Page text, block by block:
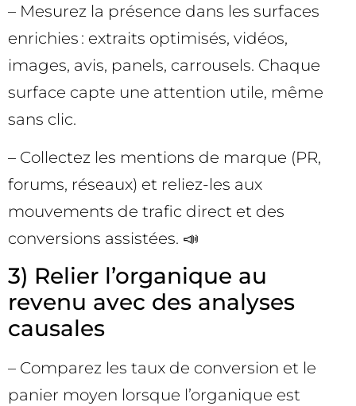
– Mesurez la présence dans les surfaces
enrichies : extraits optimisés, vidéos,
images, avis, panels, carrousels. Chaque
surface capte une attention utile, même
sans clic.
– Collectez les mentions de marque (PR,
forums, réseaux) et reliez-les aux
mouvements de trafic direct et des
conversions assistées. 📣
3) Relier l’organique au
revenu avec des analyses
causales
– Comparez les taux de conversion et le
panier moyen lorsque l’organique est